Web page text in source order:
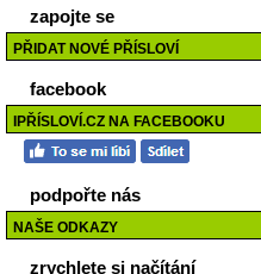
zapojte se
PŘIDAT NOVÉ PŘÍSLOVÍ
facebook
IPŘÍSLOVÍ.CZ NA FACEBOOKU
podpořte nás
NAŠE ODKAZY
zrychlete si načítání